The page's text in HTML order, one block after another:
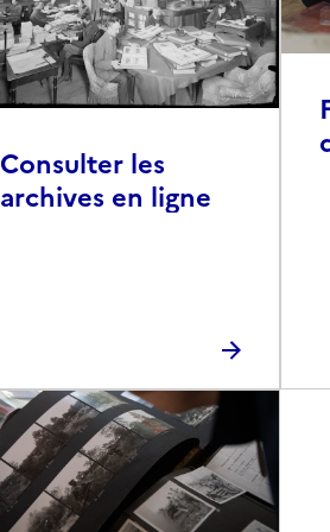
Consulter les
archives en ligne